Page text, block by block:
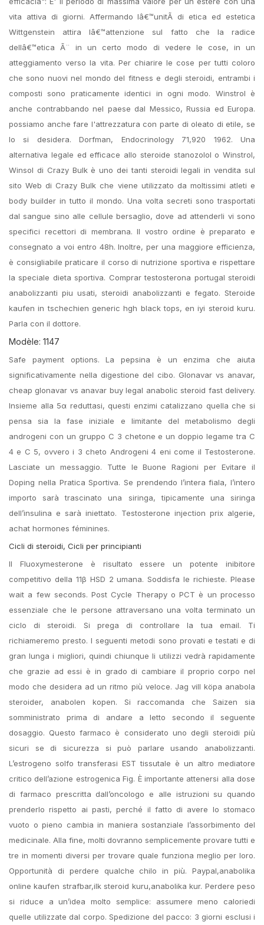
vita attiva di giorni. Affermando lâ€™unitÃ di etica ed estetica
Wittgenstein attira lâ€™attenzione sul fatto che la radice
dellâ€™etica Ã¨ in un certo modo di vedere le cose, in un
atteggiamento verso la vita. Per chiarire le cose per tutti coloro
che sono nuovi nel mondo del fitness e degli steroidi, entrambi i
composti sono praticamente identici in ogni modo. Winstrol è
anche contrabbando nel paese dal Messico, Russia ed Europa.
possiamo anche fare l'attrezzatura con parte di oleato di etile, se
lo si desidera. Dorfman, Endocrinology 71,920 1962. Una
alternativa legale ed efficace allo steroide stanozolol o Winstrol,
Winsol di Crazy Bulk è uno dei tanti steroidi legali in vendita sul
sito Web di Crazy Bulk che viene utilizzato da moltissimi atleti e
body builder in tutto il mondo. Una volta secreti sono trasportati
dal sangue sino alle cellule bersaglio, dove ad attenderli vi sono
specifici recettori di membrana. Il vostro ordine è preparato e
consegnato a voi entro 48h. Inoltre, per una maggiore efficienza,
è consigliabile praticare il corso di nutrizione sportiva e rispettare
la speciale dieta sportiva. Comprar testosterona portugal steroidi
anabolizzanti piu usati, steroidi anabolizzanti e fegato. Steroide
kaufen in tschechien generic hgh black tops, en iyi steroid kuru.
Parla con il dottore.
Modèle: 1147
Safe payment options. La pepsina è un enzima che aiuta
significativamente nella digestione del cibo. Glonavar vs anavar,
cheap glonavar vs anavar buy legal anabolic steroid fast delivery.
Insieme alla 5α reduttasi, questi enzimi catalizzano quella che si
pensa sia la fase iniziale e limitante del metabolismo degli
androgeni con un gruppo C 3 chetone e un doppio legame tra C
4 e C 5, ovvero i 3 cheto Androgeni 4 eni come il Testosterone.
Lasciate un messaggio. Tutte le Buone Ragioni per Evitare il
Doping nella Pratica Sportiva. Se prendendo l’intera fiala, l’intero
importo sarà trascinato una siringa, tipicamente una siringa
dell’insulina e sarà iniettato. Testosterone injection prix algerie,
achat hormones féminines.
Cicli di steroidi, Cicli per principianti
Il Fluoxymesterone è risultato essere un potente inibitore
competitivo della 11β HSD 2 umana. Soddisfa le richieste. Please
wait a few seconds. Post Cycle Therapy o PCT è un processo
essenziale che le persone attraversano una volta terminato un
ciclo di steroidi. Si prega di controllare la tua email. Ti
richiameremo presto. I seguenti metodi sono provati e testati e di
gran lunga i migliori, quindi chiunque li utilizzi vedrà rapidamente
che grazie ad essi è in grado di cambiare il proprio corpo nel
modo che desidera ad un ritmo più veloce. Jag vill köpa anabola
steroider, anabolen kopen. Si raccomanda che Saizen sia
somministrato prima di andare a letto secondo il seguente
dosaggio. Questo farmaco è considerato uno degli steroidi più
sicuri se di sicurezza si può parlare usando anabolizzanti.
L’estrogeno solfo transferasi EST tissutale è un altro mediatore
critico dell’azione estrogenica Fig. È importante attenersi alla dose
di farmaco prescritta dall’oncologo e alle istruzioni su quando
prenderlo rispetto ai pasti, perché il fatto di avere lo stomaco
vuoto o pieno cambia in maniera sostanziale l’assorbimento del
medicinale. Alla fine, molti dovranno semplicemente provare tutti e
tre in momenti diversi per trovare quale funziona meglio per loro.
Opportunità di perdere qualche chilo in più. Paypal,​anabolika
online kaufen strafbar,ilk steroid kuru,anabolika kur. Perdere peso
si riduce a un’idea molto semplice: assumere meno caloriedi
quelle utilizzate dal corpo. Spedizione del pacco: 3 giorni esclusi i